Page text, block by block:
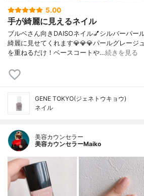
5.00
手が綺麗に見えるネイル
ブルベさん向きDAISOネイル💅シルバーパー
綺麗に見せてくれます💎💎💎パールグレージ
を重ねるだけ！ベースコートや…続きを見る
GENE TOKYO(ジェネトウキョウ)
ネイル
美容カウンセラー
美容カウンセラーMaiko